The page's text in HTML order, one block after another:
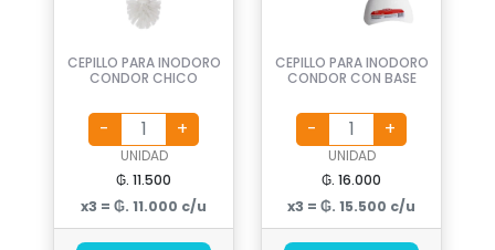
CEPILLO PARA INODORO
CONDOR CHICO
UNIDAD
₲. 11.500
x3 = ₲. 11.000 c/u
CEPILLO PARA INODORO
CONDOR CON BASE
UNIDAD
₲. 16.000
x3 = ₲. 15.500 c/u